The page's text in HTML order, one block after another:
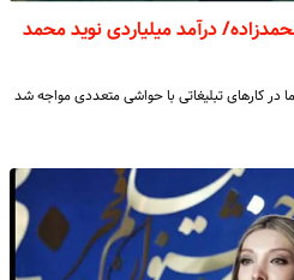
درآمد میلیاردی نوید محمد
در کارهای تبلیغاتی با حواشی متعددی مواجه شد